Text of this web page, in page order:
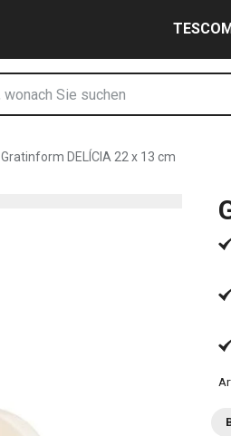
Gratinform DELÍCIA 22 x 13 cm